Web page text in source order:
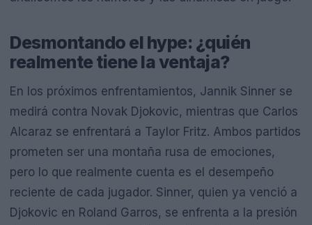
Desmontando el hype: ¿quién
realmente tiene la ventaja?
En los próximos enfrentamientos, Jannik Sinner se
medirá contra Novak Djokovic, mientras que Carlos
Alcaraz se enfrentará a Taylor Fritz. Ambos partidos
prometen ser una montaña rusa de emociones,
pero lo que realmente cuenta es el desempeño
reciente de cada jugador. Sinner, quien ya venció a
Djokovic en Roland Garros, se enfrenta a la presión